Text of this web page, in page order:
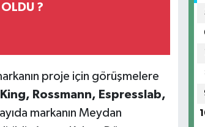
?
proje için görüşmelere
Rossmann, Espresslab,
markanın Meydan